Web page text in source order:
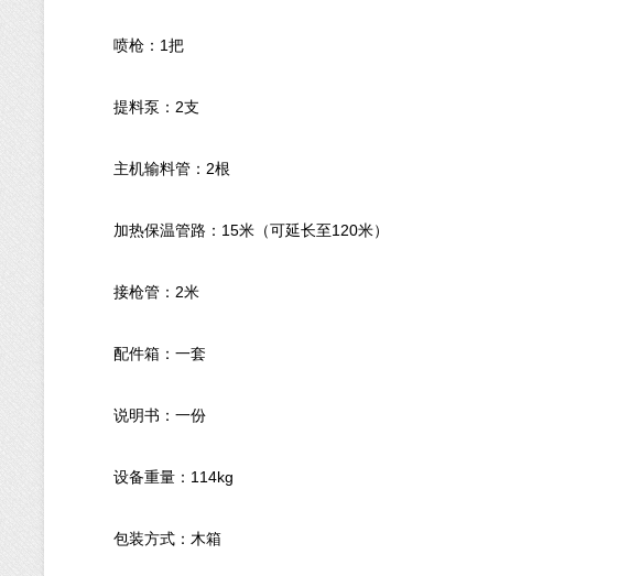
喷枪：1把
提料泵：2支
主机输料管：2根
加热保温管路：15米（可延长至120米）
接枪管：2米
配件箱：一套
说明书：一份
设备重量：114kg
包装方式：木箱